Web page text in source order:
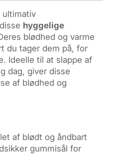
ultimativ
hyggelige
blødhed og varme
du tager dem på, for
Ideelle til at slappe af
dag, giver disse
af blødhed og
af blødt og åndbart
gummisål for